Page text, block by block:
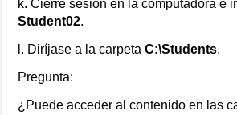
k. Cierre sesión en la computadora e
Student02.
l. Diríjase a la carpetaC:\Students.
Pregunta:
¿Puede acceder al contenido en las